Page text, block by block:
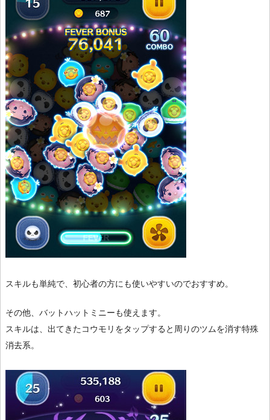
スキルも単純で、初心者の方にも使いやすいのでおすすめ。
その他、バットハットミニーも使えます。
スキルは、出てきたコウモリをタップすると周りのツムを消す特殊
消去系。